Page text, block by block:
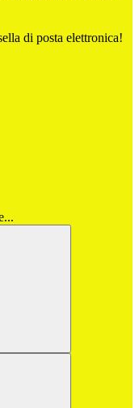
di posta elettronica!